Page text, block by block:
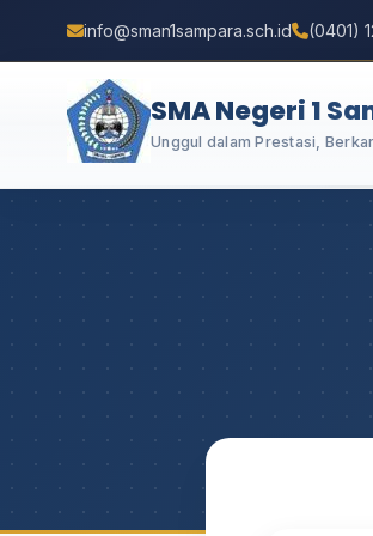
info@sman1sampara.sch.id (0401)
SMA Negeri 1
Unggul dalam Prestasi,